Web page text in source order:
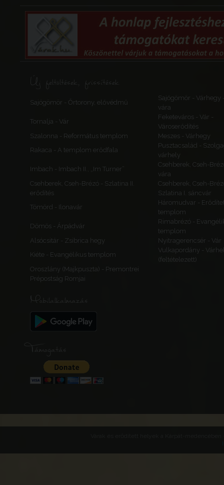
Új feltöltések, frissítések
Sajógömör - Őrtorony, elővédmű
Sajógömör - Várhegy
vára
Tornalja - Vár
Feketeváros - Vár -
Városerődítés
Szalonna - Református templom
Meszes - Várhegy
Rakaca - A templom erődfala
Pusztacsalád -
várhely
Imbach - Imbach II., „Im Turner”
Csehberek, Cseh-
vára
Csehberek, Cseh-Brézó - Szlatina II.
erődítés
Csehberek, Cseh-
Szlatina I. sáncvár
Tömörd - Ilonavár
Háromudvar -
templom
Dömös - Árpádvár
Rimabrézó -
templom
Alsócsitár - Zsibrica hegy
Nyitragerencsér - Vár
Kiéte - Evangélikus templom
Vulkapordány -
(feltételezett)
Oroszlány (Majkpuszta) - Premontrei
Prépostság Romjai
Mobilalkalmazás
Támogatás